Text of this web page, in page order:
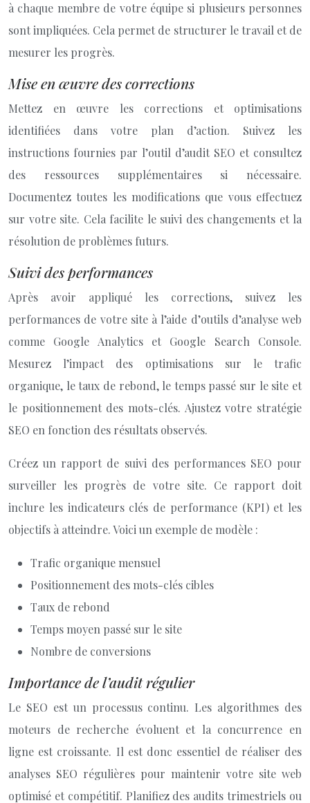
à chaque membre de votre équipe si plusieurs personnes
sont impliquées. Cela permet de structurer le travail et de
mesurer les progrès.
Mise en œuvre des corrections
Mettez en œuvre les corrections et optimisations
identifiées dans votre plan d’action. Suivez les
instructions fournies par l’outil d’audit SEO et consultez
des ressources supplémentaires si nécessaire.
Documentez toutes les modifications que vous effectuez
sur votre site. Cela facilite le suivi des changements et la
résolution de problèmes futurs.
Suivi des performances
Après avoir appliqué les corrections, suivez les
performances de votre site à l’aide d’outils d’analyse web
comme Google Analytics et Google Search Console.
Mesurez l’impact des optimisations sur le trafic
organique, le taux de rebond, le temps passé sur le site et
le positionnement des mots-clés. Ajustez votre stratégie
SEO en fonction des résultats observés.
Créez un rapport de suivi des performances SEO pour
surveiller les progrès de votre site. Ce rapport doit
inclure les indicateurs clés de performance (KPI) et les
objectifs à atteindre. Voici un exemple de modèle :
Trafic organique mensuel
Positionnement des mots-clés cibles
Taux de rebond
Temps moyen passé sur le site
Nombre de conversions
Importance de l’audit régulier
Le SEO est un processus continu. Les algorithmes des
moteurs de recherche évoluent et la concurrence en
ligne est croissante. Il est donc essentiel de réaliser des
analyses SEO régulières pour maintenir votre site web
optimisé et compétitif. Planifiez des audits trimestriels ou